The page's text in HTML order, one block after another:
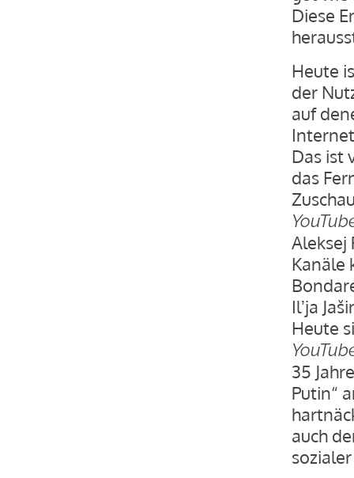
Diese
Heute
der
auf
Das ist
das
Aleksej
Kanäle
Ilʼja
Heute
35
Putin“
auch